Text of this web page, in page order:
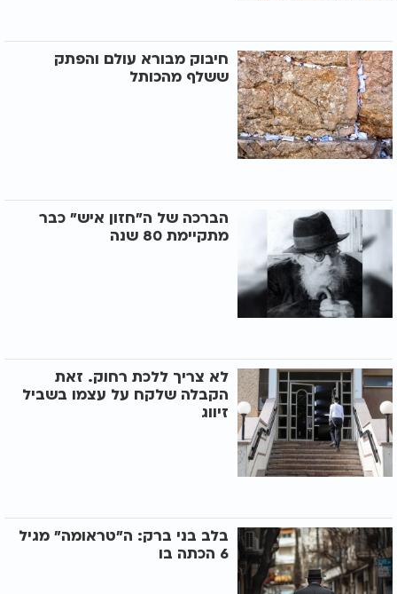
חיבוק מבורא עולם והפתק
ששלף מהכותל
הברכה של ה"חזון איש" כבר
מתקיימת 80 שנה
לא צריך ללכת רחוק. זאת
הקבלה שלקח על עצמו בשביל
זיווג
בלב בני ברק: ה"טראומה" מגיל
6 הכתה בו